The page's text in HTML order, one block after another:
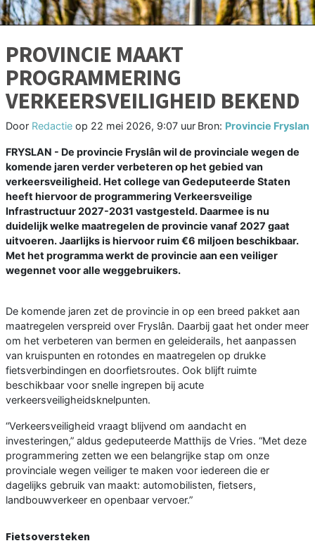
PROVINCIE MAAKT
PROGRAMMERING
VERKEERSVEILIGHEID BEKEND
Door Redactie op 22 mei 2026, 9:07 uur Bron: Provincie Fryslan
FRYSLAN - De provincie Fryslân wil de provinciale wegen de
komende jaren verder verbeteren op het gebied van
verkeersveiligheid. Het college van Gedeputeerde Staten
heeft hiervoor de programmering Verkeersveilige
Infrastructuur 2027-2031 vastgesteld. Daarmee is nu
duidelijk welke maatregelen de provincie vanaf 2027 gaat
uitvoeren. Jaarlijks is hiervoor ruim €6 miljoen beschikbaar.
Met het programma werkt de provincie aan een veiliger
wegennet voor alle weggebruikers.
De komende jaren zet de provincie in op een breed pakket aan
maatregelen verspreid over Fryslân. Daarbij gaat het onder meer
om het verbeteren van bermen en geleiderails, het aanpassen
van kruispunten en rotondes en maatregelen op drukke
fietsverbindingen en doorfietsroutes. Ook blijft ruimte
beschikbaar voor snelle ingrepen bij acute
verkeersveiligheidsknelpunten.
“Verkeersveiligheid vraagt blijvend om aandacht en
investeringen,” aldus gedeputeerde Matthijs de Vries. “Met deze
programmering zetten we een belangrijke stap om onze
provinciale wegen veiliger te maken voor iedereen die er
dagelijks gebruik van maakt: automobilisten, fietsers,
landbouwverkeer en openbaar vervoer.”
Fietsoversteken